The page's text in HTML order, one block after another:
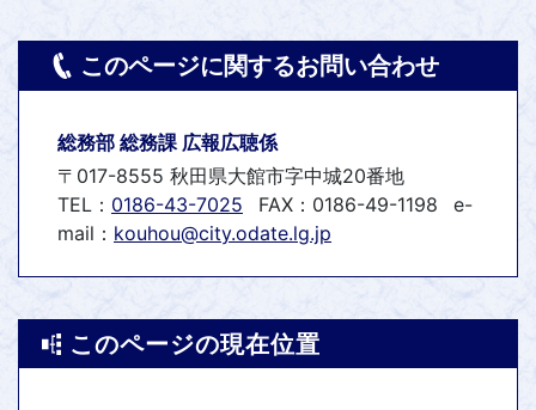
このページに関するお問い合わせ
総務部 総務課 広報広聴係
〒017-8555 秋田県大館市字中城20番地
TEL： 0186-43-7025 FAX：0186-49-1198
e-
mail： kouhou@city.odate.lg.jp
このページの現在位置